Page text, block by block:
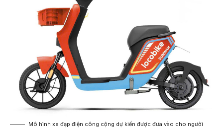
Mô hình xe đạp điện công cộng dự kiến được đưa vào cho người